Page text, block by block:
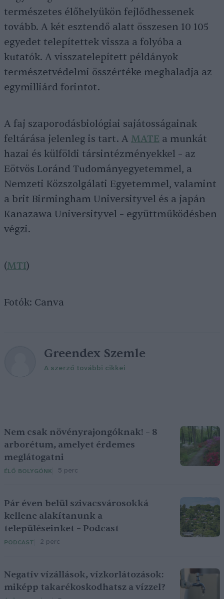
természetes élőhelyükön fejlődhessenek
tovább. A két esztendő alatt összesen 10 105
egyedet telepítettek vissza a folyóba a
kutatók. A visszatelepített példányok
természetvédelmi összértéke meghaladja az
egymilliárd forintot.
A faj szaporodásbiológiai sajátosságainak
feltárása jelenleg is tart. A MATE a munkát
hazai és külföldi társintézményekkel – az
Eötvös Loránd Tudományegyetemmel, a
Nemzeti Közszolgálati Egyetemmel, valamint
a brit Birmingham Universityvel és a japán
Kanazawa Universityvel – együttműködésben
végzi.
(MTI)
Fotók: Canva
Greendex Szemle
A szerző további cikkei
Nem csak növényrajongóknak! – 8
arborétum, amelyet érdemes
meglátogatni
ÉLŐ BOLYGÓNK 5 perc
Pár éven belül szivacsvárosokká
kellene alakítanunk a
településeinket – Podcast
PODCAST 2 perc
Negatív vízállások, vízkorlátozások:
miképp takarékoskodhatsz a vízzel?